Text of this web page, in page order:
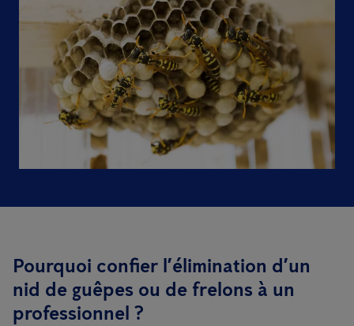
Pourquoi confier l’élimination d’un
nid de guêpes ou de frelons à un
professionnel ?